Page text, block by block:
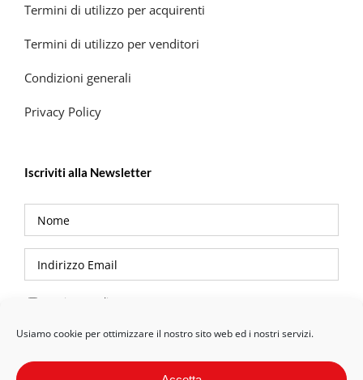
Usiamo cookie per ottimizzare il nostro sito web ed i nostri servizi.
Termini di utilizzo per acquirenti
Termini di utilizzo per venditori
Condizioni generali
Privacy Policy
Iscriviti alla Newsletter
Privacy Policy